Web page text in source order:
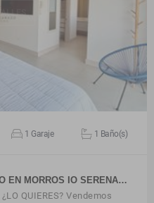
1 Garaje 1 Baño(s)
EN MORROS IO SERENA…
QUIERES? Vendemos